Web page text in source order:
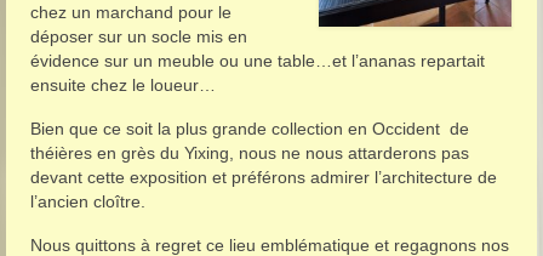
chez un marchand pour le
déposer sur un socle mis en
évidence sur un meuble ou une table…et l’ananas repartait
ensuite chez le loueur…
Bien que ce soit la plus grande collection en Occident de
théières en grès du Yixing, nous ne nous attarderons pas
devant cette exposition et préférons admirer l’architecture de
l’ancien cloître.
Nous quittons à regret ce lieu emblématique et regagnons nos